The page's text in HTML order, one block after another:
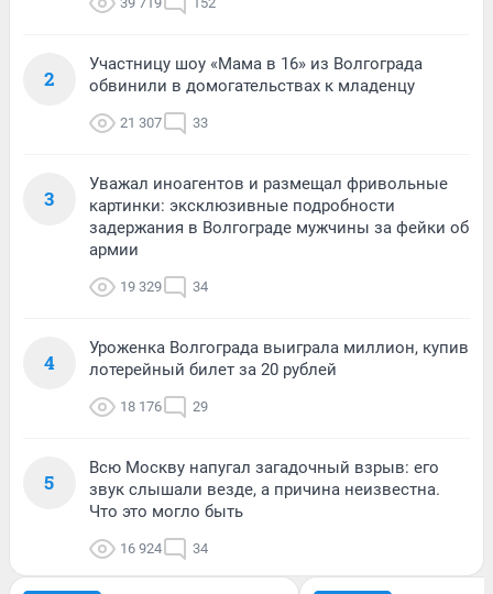
2
Участницу шоу «Мама в 16» из Волгограда
обвинили в домогательствах к младенцу
21 307 33
3
Уважал иноагентов и размещал фривольные
картинки: эксклюзивные подробности
задержания в Волгограде мужчины за фейки об
армии
19 329 34
4
Уроженка Волгограда выиграла миллион, купив
лотерейный билет за 20 рублей
18 176 29
5
Всю Москву напугал загадочный взрыв: его
звук слышали везде, а причина неизвестна.
Что это могло быть
16 924 34